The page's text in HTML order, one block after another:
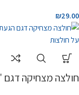
₪29.00
חולצה מצחיקה דגם